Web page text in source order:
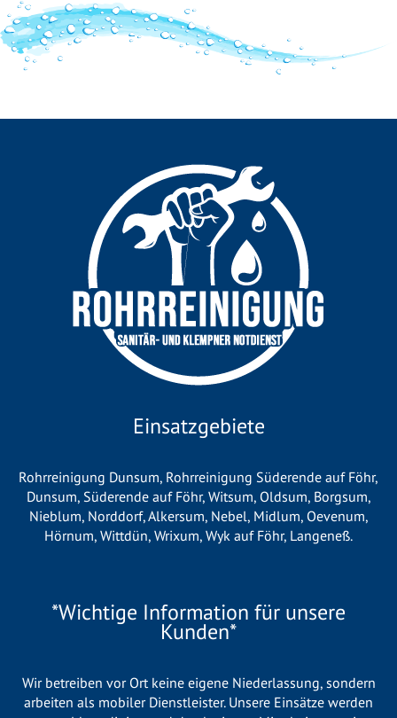
Einsatzgebiete
Rohrreinigung Dunsum, Rohrreinigung Süderende auf Föhr,
Dunsum, Süderende auf Föhr, Witsum, Oldsum, Borgsum,
Nieblum, Norddorf,Alkersum, Nebel, Midlum, Oevenum,
Hörnum, Wittdün, Wrixum, Wyk auf Föhr, Langeneß.
*Wichtige Information für unsere
Kunden*
Wir betreiben vor Ort keine eigene Niederlassung, sondern
arbeiten als mobiler Dienstleister. Unsere Einsätze werden